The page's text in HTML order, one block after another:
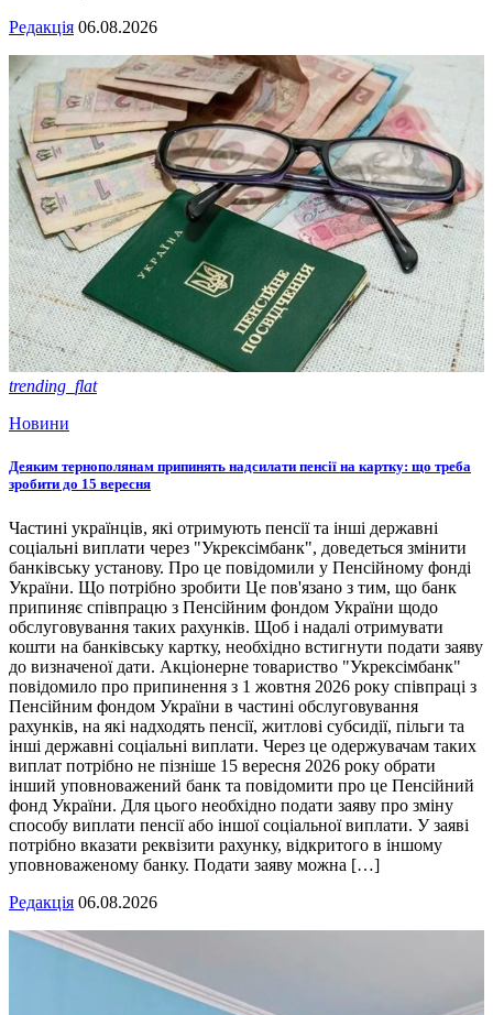
Редакція 06.08.2026
trending_flat
Новини
Деяким тернополянам припинять надсилати пенсії на картку: що треба
зробити до 15 вересня
Частині українців, які отримують пенсії та інші державні
соціальні виплати через "Укрексімбанк", доведеться змінити
банківську установу. Про це повідомили у Пенсійному фонді
України. Що потрібно зробити Це пов'язано з тим, що банк
припиняє співпрацю з Пенсійним фондом України щодо
обслуговування таких рахунків. Щоб і надалі отримувати
кошти на банківську картку, необхідно встигнути подати заяву
до визначеної дати. Акціонерне товариство "Укрексімбанк"
повідомило про припинення з 1 жовтня 2026 року співпраці з
Пенсійним фондом України в частині обслуговування
рахунків, на які надходять пенсії, житлові субсидії, пільги та
інші державні соціальні виплати. Через це одержувачам таких
виплат потрібно не пізніше 15 вересня 2026 року обрати
інший уповноважений банк та повідомити про це Пенсійний
фонд України. Для цього необхідно подати заяву про зміну
способу виплати пенсії або іншої соціальної виплати. У заяві
потрібно вказати реквізити рахунку, відкритого в іншому
уповноваженому банку. Подати заяву можна […]
Редакція 06.08.2026